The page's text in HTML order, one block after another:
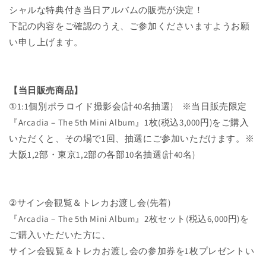
シャルな特典付き当日アルバムの販売が決定！
下記の内容をご確認のうえ、ご参加くださいますようお願
い申し上げます。
【当日販売商品】
①1:1個別ポラロイド撮影会(計40名抽選) ※当日販売限定
『Arcadia – The 5th Mini Album』1枚(税込3,000円)をご購入
いただくと、その場で1回、抽選にご参加いただけます。※
大阪1,2部・東京1,2部の各部10名抽選(計40名)
②サイン会観覧＆トレカお渡し会(先着)
『Arcadia – The 5th Mini Album』2枚セット(税込6,000円)を
ご購入いただいた方に、
サイン会観覧＆トレカお渡し会の参加券を1枚プレゼントい